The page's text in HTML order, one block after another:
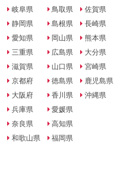
岐阜県
静岡県
愛知県
三重県
滋賀県
京都府
大阪府
兵庫県
奈良県
和歌山県
鳥取県
島根県
岡山県
広島県
山口県
徳島県
香川県
愛媛県
高知県
福岡県
佐賀県
長崎県
熊本県
大分県
宮崎県
鹿児島県
沖縄県